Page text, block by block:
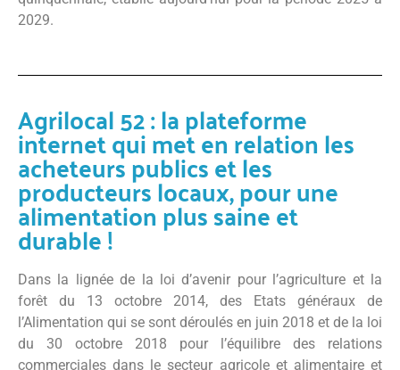
2029.
Agrilocal 52 : la plateforme
internet qui met en relation les
acheteurs publics et les
producteurs locaux, pour une
alimentation plus saine et
durable !
Dans la lignée de la loi d’avenir pour l’agriculture et la
forêt du 13 octobre 2014, des Etats généraux de
l’Alimentation qui se sont déroulés en juin 2018 et de la loi
du 30 octobre 2018 pour l’équilibre des relations
commerciales dans le secteur agricole et alimentaire et